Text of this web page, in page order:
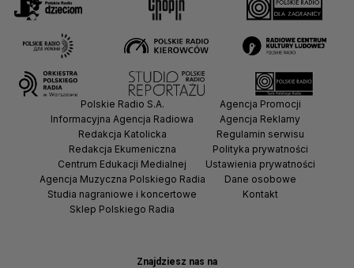
Znajdziesz nas na
Polskie Radio S.A.
Informacyjna Agencja Radiowa
Redakcja Katolicka
Redakcja Ekumeniczna
Centrum Edukacji Medialnej
Agencja Muzyczna Polskiego Radia
Studia nagraniowe i koncertowe
Sklep Polskiego Radia
Agencja Promocji
Agencja Reklamy
Regulamin serwisu
Polityka prywatności
Ustawienia prywatności
Dane osobowe
Kontakt